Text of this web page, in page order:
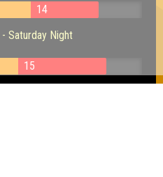
14
Saturday Night
15